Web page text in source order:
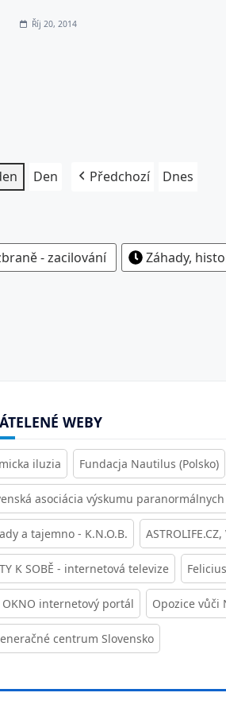
Říj 20, 2014
Den Předchozí Dnes
- zacilování Záhady,
WEBY
iluzia Fundacja Nautilus (Polsko)
asociácia výskumu
a tajemno - K.N.O.B.
K SOBĚ - internetová televize
OKNO internetový portál Opozice vůči
centrum Slovensko